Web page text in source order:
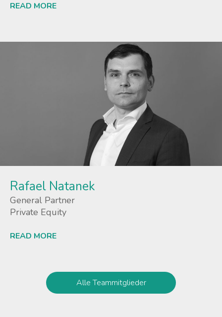
READ MORE
Rafael Natanek
General Partner
Private Equity
READ MORE
Alle Teammitglieder